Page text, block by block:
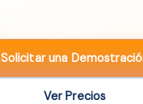
Solicitar una
Ver Precios